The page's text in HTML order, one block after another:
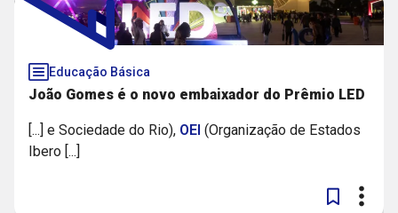
Educação Básica
João Gomes é o novo embaixador do Prêmio LED
[...] e Sociedade do Rio), OEI (Organização de Estados
Ibero [...]